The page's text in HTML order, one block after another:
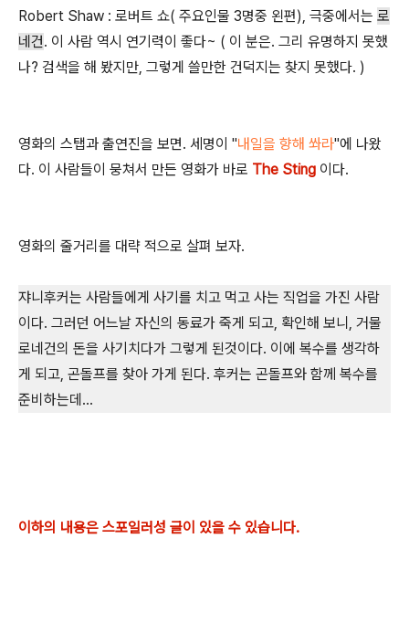
Robert Shaw : 로버트 쇼( 주요인물 3명중 왼편), 극중에서는 로
네건. 이 사람 역시 연기력이 좋다~ ( 이 분은. 그리 유명하지 못했
나? 검색을 해 봤지만, 그렇게 쓸만한 건덕지는 찾지 못했다. )
영화의 스탭과 출연진을 보면. 세명이 "내일을 향해 쏴라"에 나왔
다. 이 사람들이 뭉쳐서 만든 영화가 바로 The Sting 이다.
영화의 줄거리를 대략 적으로 살펴 보자.
쟈니후커는 사람들에게 사기를 치고 먹고 사는 직업을 가진 사람
이다. 그러던 어느날 자신의 동료가 죽게 되고, 확인해 보니, 거물
로네건의 돈을 사기치다가 그렇게 된것이다. 이에 복수를 생각하
게 되고, 곤돌프를 찾아 가게 된다. 후커는 곤돌프와 함께 복수를
준비하는데...
이하의 내용은 스포일러성 글이 있을 수 있습니다.